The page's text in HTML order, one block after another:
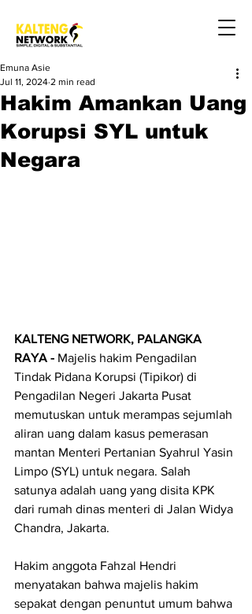
Hakim Amankan Uang
Korupsi SYL untuk
Negara
Emuna Asie
Jul 11, 2024 2 min read
KALTENG NETWORK, PALANGKA
RAYA - Majelis hakim Pengadilan
Tindak Pidana Korupsi (Tipikor) di
Pengadilan Negeri Jakarta Pusat
memutuskan untuk merampas sejumlah
aliran uang dalam kasus pemerasan
mantan Menteri Pertanian Syahrul Yasin
Limpo (SYL) untuk negara. Salah
satunya adalah uang yang disita KPK
dari rumah dinas menteri di Jalan Widya
Chandra, Jakarta.
Hakim anggota Fahzal Hendri
menyatakan bahwa majelis hakim
sepakat dengan penuntut umum bahwa